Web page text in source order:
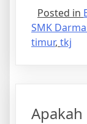
Posted in
SMK
timur, tkj